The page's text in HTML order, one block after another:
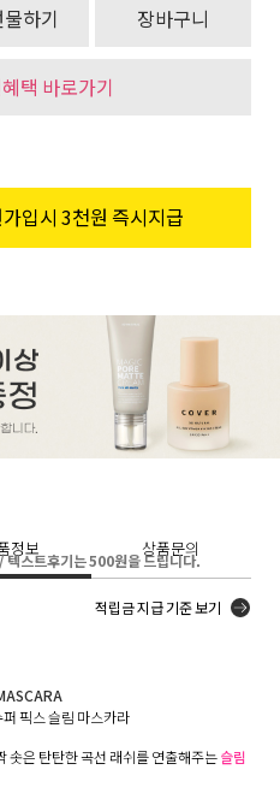
물하기 장바구니
택 바로가기
입시 3천원 즉시지급
정보 상품문의
스트후기는 500원을 드립니다.
적립금 지급 기준 보기
픽스 슬림 마스카라
솟은 탄탄한 곡선 래쉬를 연출해주는슬림